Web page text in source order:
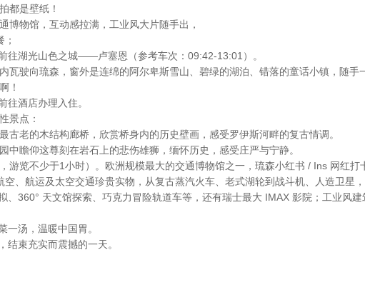
都是壁纸！
博物馆，互动感拉满，工业风大片随手出，
往湖光山色之城——卢塞恩（参考车次：09:42-13:01）。
瓦驶向琉森，窗外是连绵的阿尔卑斯雪山、碧绿的湖泊、错落的童话小镇，随
！
往酒店办理入住。
景点：
古老的木结构廊桥，欣赏桥身内的历史壁画，感受罗伊斯河畔的复古情调。
中瞻仰这尊刻在岩石上的悲伤雄狮，缅怀历史，感受庄严与宁静。
游览不少于1小时）。欧洲规模最大的交通博物馆之一，琉森小红书 / Ins 网红
、航运及太空交通珍贵实物，从复古蒸汽火车、老式湖轮到战斗机、人造卫星
、360° 天文馆探索、巧克力冒险轨道车等，还有瑞士最大 IMAX 影院；工业风
一汤，温暖中国胃。
结束充实而震撼的一天。